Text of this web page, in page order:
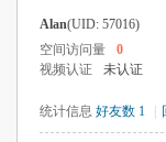
Alan(UID: 57016)
空间访问量
0
视频认证
未认证
统计信息 好友数 1